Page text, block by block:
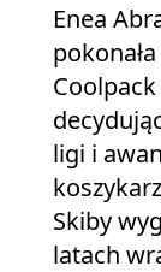
Enea
ligi i
Skiby
latach